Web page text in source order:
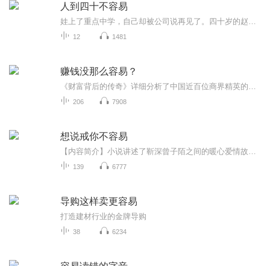
人到四十不容易
12 1481
赚钱没那么容易？
206 7908
想说戒你不容易
139 6777
导购这样卖更容易
打造建材行业的金牌导购
38 6234